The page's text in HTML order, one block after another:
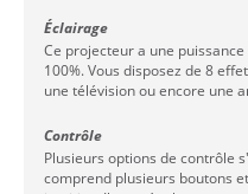
Éclairage
Ce projecteur a une
100%. Vous disposez de 8
une télévision ou encore une
Contrôle
Plusieurs options de contrôle
comprend plusieurs boutons